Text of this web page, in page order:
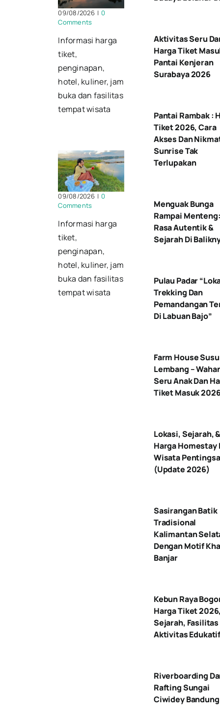
09/08/2026 | 0
Comments
Informasi harga
tiket,
penginapan,
hotel, kuliner, jam
buka dan fasilitas
tempat wisata
09/08/2026 | 0
Comments
Informasi harga
tiket,
penginapan,
hotel, kuliner, jam
buka dan fasilitas
tempat wisata
Aktivitas Seru
Harga Tiket
Pantai Kenjeran
Surabaya 2026
Pantai Rambak :
Tiket 2026, Cara
Akses Dan
Sunrise Tak
Terlupakan
Menguak Bunga
Rampai
Rasa Autentik &
Sejarah Di
Pulau Padar
Trekking Dan
Pemandangan
Di Labuan Bajo”
Farm House Susu
Lembang –
Seru Anak Dan
Tiket Masuk
Lokasi, Sejarah,
Harga Homestay
Wisata
(Update 2026)
Sasirangan Batik
Tradisional
Kalimantan
Dengan Motif
Banjar
Kebun Raya
Harga Tiket
Sejarah, Fasilitas
Aktivitas
Riverboarding
Rafting Sungai
Ciwidey Bandung